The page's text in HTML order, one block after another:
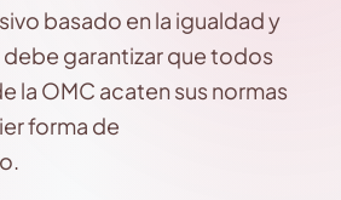
basado en la igualdad y
garantizar que todos
la OMC acaten sus normas
forma de